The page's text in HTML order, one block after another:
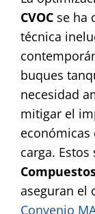
CVOCse ha
técnica
buques
necesidad
mitigar el
económicas
carga.
aseguran el
Convenio